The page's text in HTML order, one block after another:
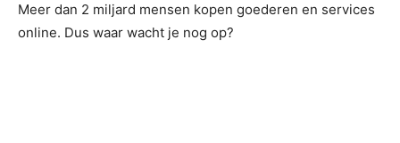
Meer dan 2 miljard mensen kopen goederen en services
online. Dus waar wacht je nog op?